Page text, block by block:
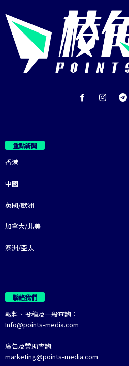
重點新聞
香港
中國
英國/歐洲
加拿大/北美
澳洲/亞太
聯絡我們
報料、投稿及一般查詢：
Info@points-media.com
廣告及贊助查詢:
marketing@points-media.com